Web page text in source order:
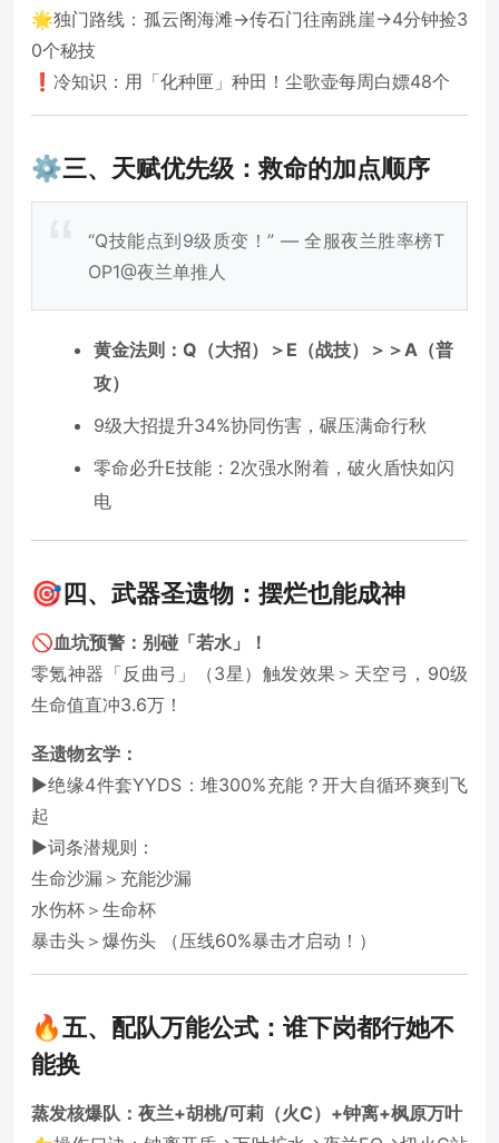
🌟独门路线：孤云阁海滩→传石门往南跳崖→4分钟捡3
0个秘技
❗️冷知识：用「化种匣」种田！尘歌壶每周白嫖48个
⚙️三、天赋优先级：救命的加点顺序
“Q技能点到9级质变！” — 全服夜兰胜率榜T
OP1@夜兰单推人
黄金法则：Q（大招）＞E（战技）＞＞A（普
攻）
9级大招提升34%协同伤害，碾压满命行秋
零命必升E技能：2次强水附着，破火盾快如闪
电
🎯四、武器圣遗物：摆烂也能成神
🚫血坑预警：别碰「若水」！
零氪神器「反曲弓」（3星）触发效果＞天空弓，90级
生命值直冲3.6万！
圣遗物玄学：
▶️绝缘4件套YYDS：堆300%充能？开大自循环爽到飞
起
▶️词条潜规则：
生命沙漏＞充能沙漏
水伤杯＞生命杯
暴击头＞爆伤头 （压线60%暴击才启动！）
🔥五、配队万能公式：谁下岗都行她不
能换
蒸发核爆队：夜兰+胡桃/可莉（火C）+钟离+枫原万叶